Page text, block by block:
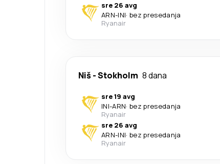
sre 26 avg
ARN-INI· bez presedanja
Ryanair
Niš -Stokholm 8 dana
sre 19 avg
INI-ARN· bez presedanja
Ryanair
sre 26 avg
ARN-INI· bez presedanja
Ryanair